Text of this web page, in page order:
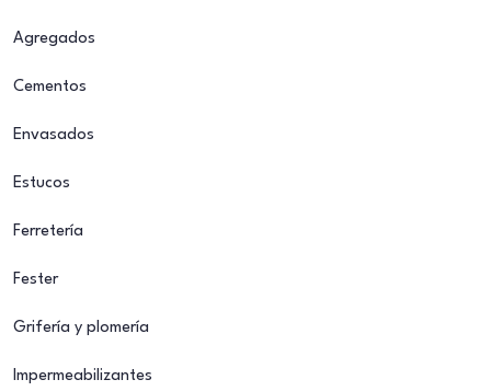
Agregados
Cementos
Envasados
Estucos
Ferretería
Fester
Grifería y plomería
Impermeabilizantes